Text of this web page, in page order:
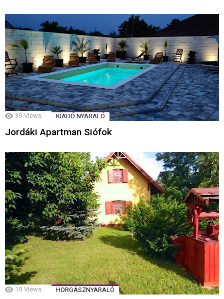
39 Views KIADÓ NYARALÓ
Jordáki Apartman Siófok
19 Views HORGÁSZNYARALÓ